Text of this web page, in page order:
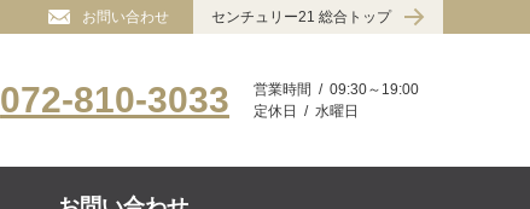
お問い合わせ センチュリー21 総合トップ
072-810-3033 営業時間
09:30～19:00
定休日
水曜日